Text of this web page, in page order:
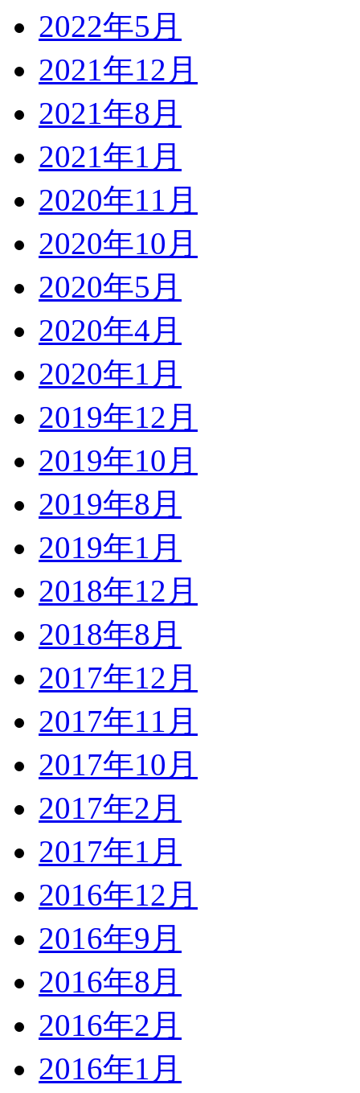
2022年5月
2021年12月
2021年8月
2021年1月
2020年11月
2020年10月
2020年5月
2020年4月
2020年1月
2019年12月
2019年10月
2019年8月
2019年1月
2018年12月
2018年8月
2017年12月
2017年11月
2017年10月
2017年2月
2017年1月
2016年12月
2016年9月
2016年8月
2016年2月
2016年1月